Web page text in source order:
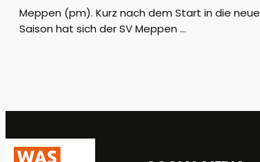
Meppen (pm). Kurz nach dem Start in die neue
Saison hat sich der SV Meppen ...